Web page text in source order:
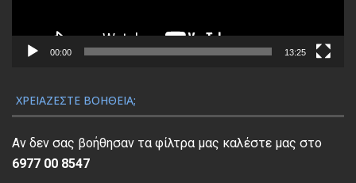
μ
ν
α
π
α
00:00 13:25
ΧΡΕΙΆΖΕΣΤΕ ΒΟΉΘΕΙΑ;
Αν δεν σας βοήθησαν τα φίλτρα μας καλέστε μας στο
6977 00 8547